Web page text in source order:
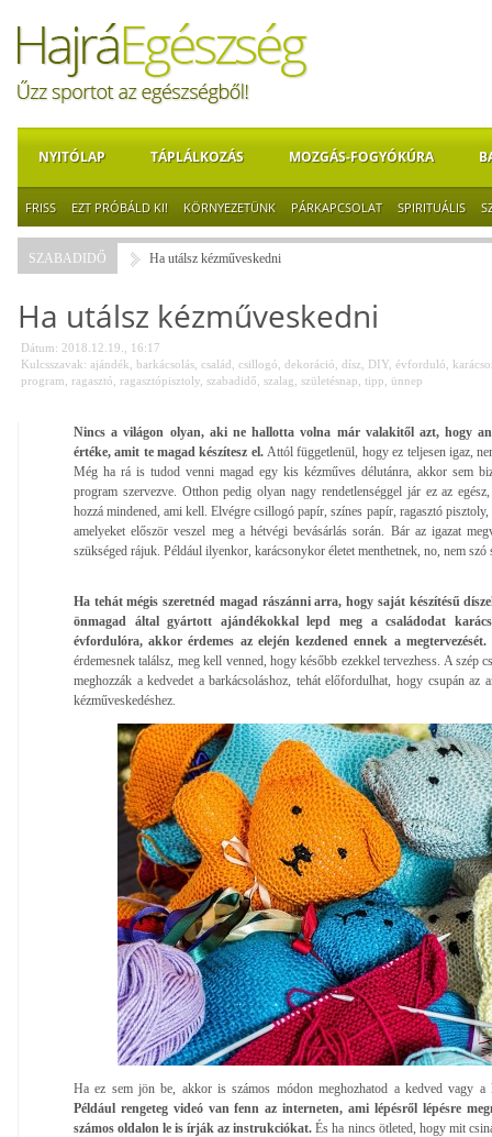
NYITÓLAP TÁPLÁLKOZÁS MOZGÁS-FOGYÓKÚRA
FRISS EZT PRÓBÁLD KI! KÖRNYEZETÜNK PÁRKAPCSOLAT SPIRITUÁLIS
SZABADIDŐ Ha utálsz kézműveskedni
Ha utálsz kézműveskedni
Dátum: 2018.12.19., 16:17
Kulcsszavak: ajándék barkácsolás család csillogó dekoráció dísz DIY évforduló
program ragasztó ragasztópisztoly szabadidő szalag születésnap tipp ünnep
Nincs a világon olyan, aki ne hallotta volna már valakitől azt, hogy
értéke, amit te magad készítesz el. Attól függetlenül, hogy ez teljesen igaz,
Még ha rá is tudod venni magad egy kis kézműves délutánra, akkor sem
program szervezve. Otthon pedig olyan nagy rendetlenséggel jár ez az
hozzá mindened, ami kell. Elvégre csillogó papír, színes papír, ragasztó
amelyeket először veszel meg a hétvégi bevásárlás során. Bár az igazat
szükséged rájuk. Például ilyenkor, karácsonykor életet menthetnek, no, nem szó
Ha tehát mégis szeretnéd magad rászánni arra, hogy saját készítésű
önmagad által gyártott ajándékokkal lepd meg a családodat
évfordulóra, akkor érdemes az elején kezdened ennek a megtervezését.
érdemesnek találsz, meg kell venned, hogy később ezekkel tervezhess. A szép
meghozzák a kedvedet a barkácsoláshoz, tehát előfordulhat, hogy csupán az
kézműveskedéshez.
Ha ez sem jön be, akkor is számos módon meghozhatod a kedved vagy a
Például rengeteg videó van fenn az interneten, ami lépésről lépésre
számos oldalon le is írják az instrukciókat.És ha nincs ötleted, hogy mit